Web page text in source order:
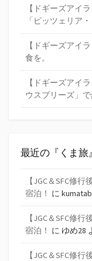
【ドギーズアイ
「ピッツェリア
【ドギーズアイ
食を。
【ドギーズアイ
ウスブリーズ」
最近の『くま旅
【JGC＆SFC修
宿泊！ に
【JGC＆SFC修
宿泊！ に ゆめ28
【JGC＆SFC修